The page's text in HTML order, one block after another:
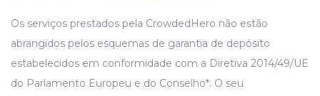
Os serviços prestados pela CrowdedHero não estão
abrangidos pelos esquemas de garantia de depósito
estabelecidos em conformidade com a Diretiva 2014/49/UE
do Parlamento Europeu e do Conselho*. O seu